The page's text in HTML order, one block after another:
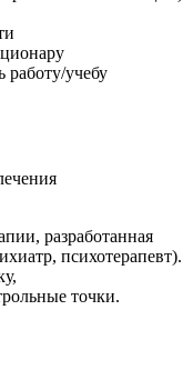
работу/учебу
разработанная
психотерапевт).
точки.